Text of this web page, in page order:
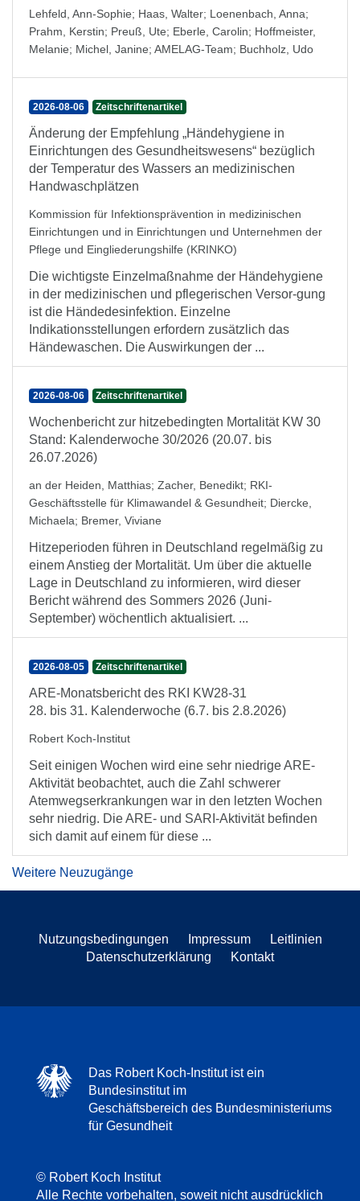
Lehfeld, Ann-Sophie; Haas, Walter; Loenenbach, Anna;
Prahm, Kerstin; Preuß, Ute; Eberle, Carolin; Hoffmeister,
Melanie; Michel, Janine; AMELAG-Team; Buchholz, Udo
2026-08-06 Zeitschriftenartikel
Änderung der Empfehlung „Händehygiene in
Einrichtungen des Gesundheitswesens“ bezüglich
der Temperatur des Wassers an medizinischen
Handwaschplätzen
Kommission für Infektionsprävention in medizinischen
Einrichtungen und in Einrichtungen und Unternehmen der
Pflege und Eingliederungshilfe (KRINKO)
Die wichtigste Einzelmaßnahme der Händehygiene
in der medizinischen und pflegerischen Versor-gung
ist die Händedesinfektion. Einzelne
Indikationsstellungen erfordern zusätzlich das
Händewaschen. Die Auswirkungen der ...
2026-08-06 Zeitschriftenartikel
Wochenbericht zur hitzebedingten Mortalität KW 30
Stand: Kalenderwoche 30/2026 (20.07. bis
26.07.2026)
an der Heiden, Matthias; Zacher, Benedikt; RKI-
Geschäftsstelle für Klimawandel & Gesundheit; Diercke,
Michaela; Bremer, Viviane
Hitzeperioden führen in Deutschland regelmäßig zu
einem Anstieg der Mortalität. Um über die aktuelle
Lage in Deutschland zu informieren, wird dieser
Bericht während des Sommers 2026 (Juni-
September) wöchentlich aktualisiert. ...
2026-08-05 Zeitschriftenartikel
ARE-Monatsbericht des RKI KW28-31
28. bis 31. Kalenderwoche (6.7. bis 2.8.2026)
Robert Koch-Institut
Seit einigen Wochen wird eine sehr niedrige ARE-
Aktivität beobachtet, auch die Zahl schwerer
Atemwegserkrankungen war in den letzten Wochen
sehr niedrig. Die ARE- und SARI-Aktivität befinden
sich damit auf einem für diese ...
Weitere Neuzugänge
Nutzungsbedingungen Impressum
Leitlinien
Datenschutzerklärung
Kontakt
Das Robert Koch-Institut ist ein
Bundesinstitut im
Geschäftsbereich des Bundesministeriums
für Gesundheit
© Robert Koch Institut
Alle Rechte vorbehalten, soweit nicht ausdrücklich